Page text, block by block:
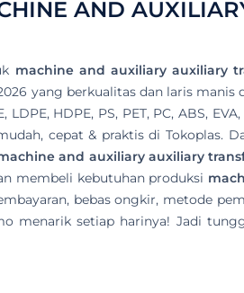
AND
machine and auxiliary auxiliary
yang berkualitas dan laris
LDPE, HDPE, PS, PET, PC, ABS,
cepat & praktis di Tokoplas.
and auxiliary auxiliary
membeli kebutuhan produksi
bebas ongkir, metode
menarik setiap harinya! Jadi